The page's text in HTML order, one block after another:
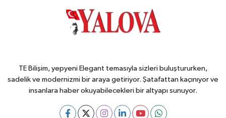
TE Bilişim, yepyeni Elegant temasıyla sizleri buluştururken,
sadelik ve modernizmi bir araya getiriyor. Şatafattan kaçınıyor ve
insanlara haber okuyabilecekleri bir altyapı sunuyor.